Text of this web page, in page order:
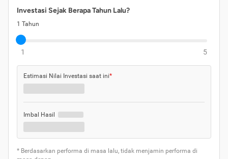
Investasi Sejak Berapa Tahun Lalu?
1 Tahun
1 5
Estimasi Nilai Investasi saat ini*
Imbal Hasil
* Berdasarkan performa di masa lalu, tidak menjamin performa di